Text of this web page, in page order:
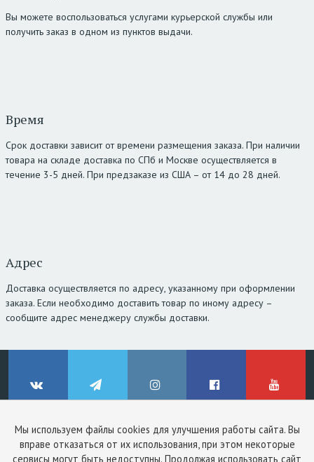
Мы используем файлы cookies для улучшения работы сайта. Вы
вправе отказаться от их использования, при этом некоторые
сервисы могут быть недоступны. Продолжая использовать сайт
Вы можете воспользоваться услугами курьерской службы или
получить заказ в одном из пунктов выдачи.
Время
Срок доставки зависит от времени размещения заказа. При наличии
товара на складе доставка по СПб и Москве осуществляется в
течение 3-5 дней. При предзаказе из США – от 14 до 28 дней.
Адрес
Доставка осуществляется по адресу, указанному при оформлении
заказа. Если необходимо доставить товар по иному адресу –
сообщите адрес менеджеру службы доставки.
ВКонтакте Telegram Instagram Facebook YouTube
© ClinicStyle, 2026
Используя сайт, вы принимаетепользовательское соглашениеи